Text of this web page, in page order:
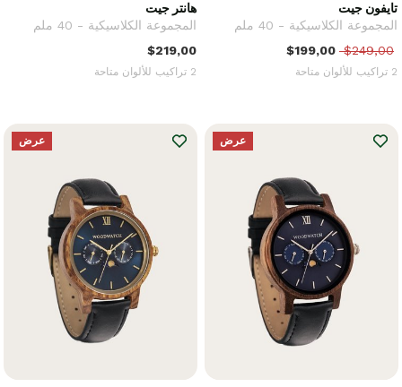
تايفون جيت
المجموعة الكلاسيكية - 40 ملم
$249,00
$199,00
2 تراكيب للألوان متاحة
هانتر جيت
المجموعة الكلاسيكية - 40 ملم
$219,00
2 تراكيب للألوان متاحة
عرض عرض